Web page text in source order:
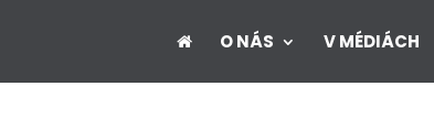
O NÁS V MÉDIÁCH